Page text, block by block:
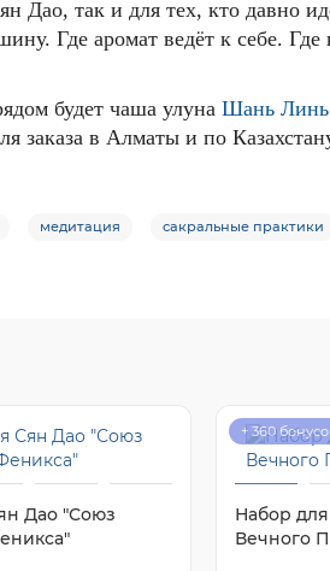
Дао, так и для тех, кто давно
Где аромат ведёт к себе. Где
будет чаша улуна Шань
заказа в Алматы и по
медитация сакральные практики
Дао "Союз
+ 360
Набор
Вечного